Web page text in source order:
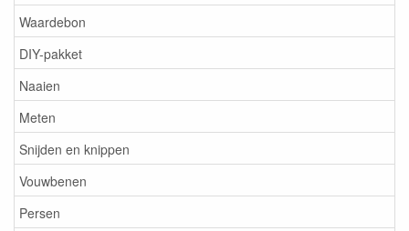
Waardebon
DIY-pakket
Naaien
Meten
Snijden en knippen
Vouwbenen
Persen